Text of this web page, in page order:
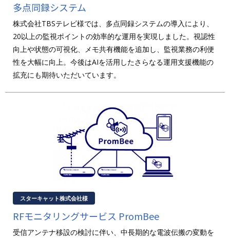
多点同録システム
株式会社TBSテレビ様では、多点同録システムの導入により、
20以上の監視ポイントの効率的な運用を実現しました。視認性
向上や状態の可視化、メモ共有機能を追加し、監視業務の利便
性を大幅に向上。今後はAIを活用したさらなる運用支援機能の
拡充にも期待いただいています。
スターキャット株式会社様
RFモニタリングサービス PromBee
受信アンテナ移設の検討に伴い、中長期的な電波伝搬の変動を